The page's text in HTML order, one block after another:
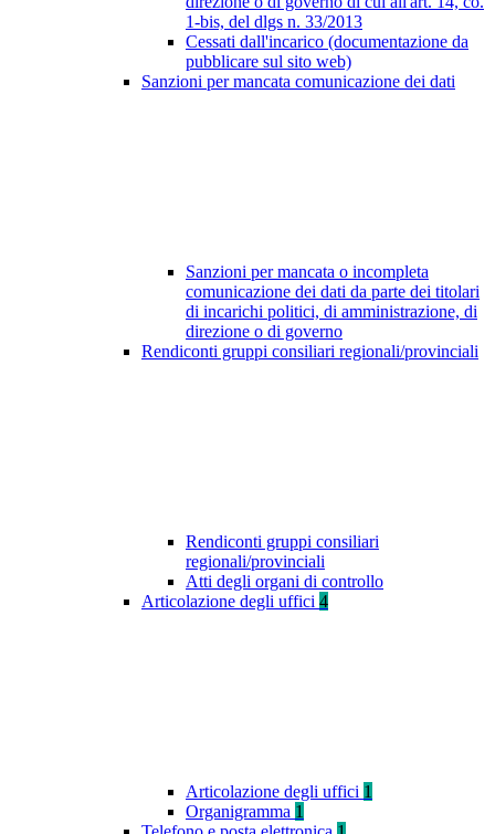
1-bis, del dlgs n. 33/2013
Cessati dall'incarico (documentazione da
pubblicare sul sito web)
Sanzioni per mancata comunicazione dei dati
Sanzioni per mancata o incompleta
comunicazione dei dati da parte dei titolari
di incarichi politici, di amministrazione, di
direzione o di governo
Rendiconti gruppi consiliari regionali/provinciali
Rendiconti gruppi consiliari
regionali/provinciali
Atti degli organi di controllo
Articolazione degli uffici 4
Articolazione degli uffici 1
Organigramma 1